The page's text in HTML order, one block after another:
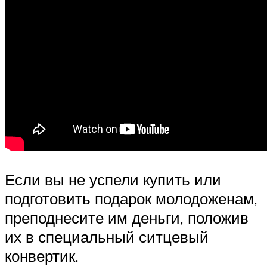
Если вы не успели купить или
подготовить подарок молодоженам,
преподнесите им деньги, положив
их в специальный ситцевый
конвертик.